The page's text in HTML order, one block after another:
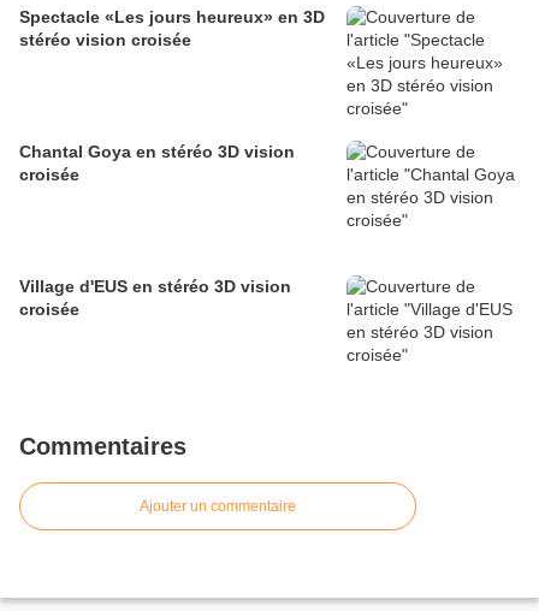
Spectacle «Les jours heureux» en 3D
stéréo vision croisée
Chantal Goya en stéréo 3D vision
croisée
Village d'EUS en stéréo 3D vision
croisée
Commentaires
Ajouter un commentaire